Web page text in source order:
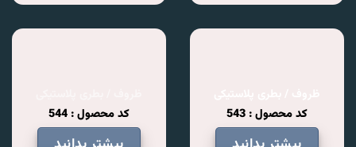
کد محصول : 543
کد محصول : 544